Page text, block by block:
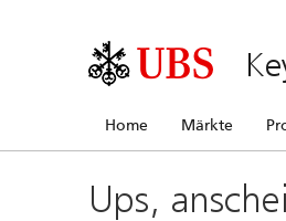
Home Märkte
Ups,